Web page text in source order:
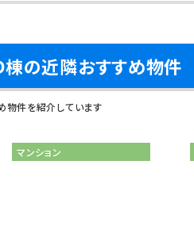
棟の近隣おすすめ物件
物件を紹介しています
マンション